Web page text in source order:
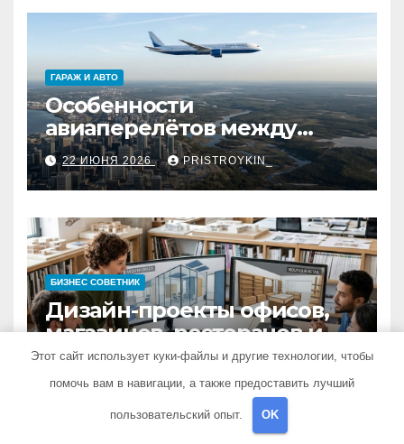
ГАРАЖ И АВТО
Особенности
авиаперелётов между
европейской частью
страны и дальневосточным
регионом
22 ИЮНЯ 2026 PRISTROYKIN_
БИЗНЕС СОВЕТНИК
Дизайн-проекты офисов,
магазинов, ресторанов и
кафе: концепция, 3D-
визуализация, рабочие
чертежи и документация
22 ИЮНЯ 2026 PRISTROYKIN_
Этот сайт использует куки-файлы и другие технологии, чтобы
помочь вам в навигации, а также предоставить лучший
пользовательский опыт. OK